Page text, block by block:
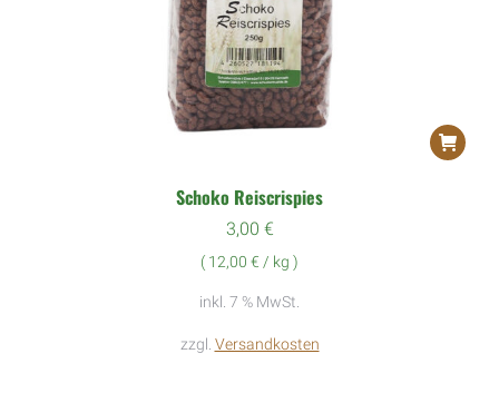
Schoko Reiscrispies
3,00 €
( 12,00 € / kg )
inkl. 7 % MwSt.
zzgl. Versandkosten